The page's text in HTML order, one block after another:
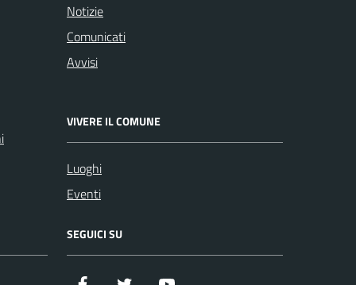
Notizie
Comunicati
Avvisi
VIVERE IL COMUNE
Luoghi
Eventi
SEGUICI SU